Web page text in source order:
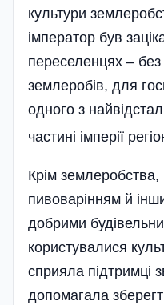
культури
імператор був
переселенцях –
землеробів, для
одного з
частині імперії
Крім
пивоварінням й
добрими
користувалися
сприяла підтримці
допомагала